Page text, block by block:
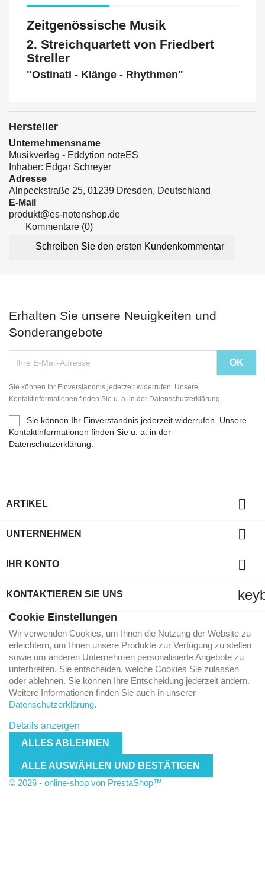
Zeitgenössische Musik
2. Streichquartett von Friedbert
Streller
"Ostinati - Klänge - Rhythmen"
Hersteller
Unternehmensname
Musikverlag - Eddytion noteES
Inhaber: Edgar Schreyer
Adresse
Alnpeckstraße 25, 01239 Dresden, Deutschland
E-Mail
produkt@es-notenshop.de
Kommentare (0)
Schreiben Sie den ersten Kundenkommentar
Erhalten Sie unsere Neuigkeiten und
Sonderangebote
Sie können Ihr Einverständnis jederzeit widerrufen. Unsere
Kontaktinformationen finden Sie u. a. in der Datenschutzerklärung.
Sie können Ihr Einverständnis jederzeit widerrufen. Unsere
Kontaktinformationen finden Sie u. a. in der
Datenschutzerklärung.
ARTIKEL 
UNTERNEHMEN 
IHR KONTO 
KONTAKTIEREN SIE UNS
Cookie Einstellungen
Wir verwenden Cookies, um Ihnen die Nutzung der Website zu
erleichtern, um Ihnen unsere Produkte zur Verfügung zu stellen
sowie um anderen Unternehmen personalisierte Angebote zu
unterbreiten. Sie entscheiden, welche Cookies Sie zulassen
oder ablehnen. Sie können Ihre Entscheidung jederzeit ändern.
Weitere Informationen finden Sie auch in unserer
Datenschutzerklärung.
Details anzeigen
ALLES ABLEHNEN
ALLE AUSWÄHLEN UND BESTÄTIGEN
© 2026 - online-shop von PrestaShop™